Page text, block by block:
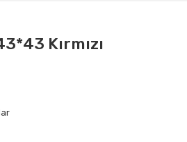
Kırmızı